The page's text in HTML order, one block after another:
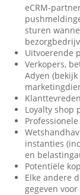
eCRM-
sturen
Uitvoerende
Verkopers,
Adyen (bekijk
Loyalty shop
instanties
en
Potentiële
Elke andere
gegeven